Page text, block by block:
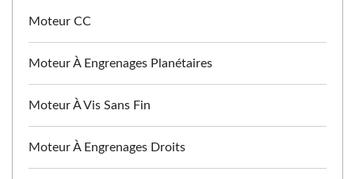
Moteur CC
Moteur À Engrenages Planétaires
Moteur À Vis Sans Fin
Moteur À Engrenages Droits